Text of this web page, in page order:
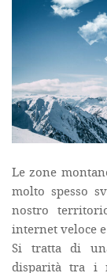
Le zone
molto spesso
nostro
internet veloce
Si tratta di
disparità tra i